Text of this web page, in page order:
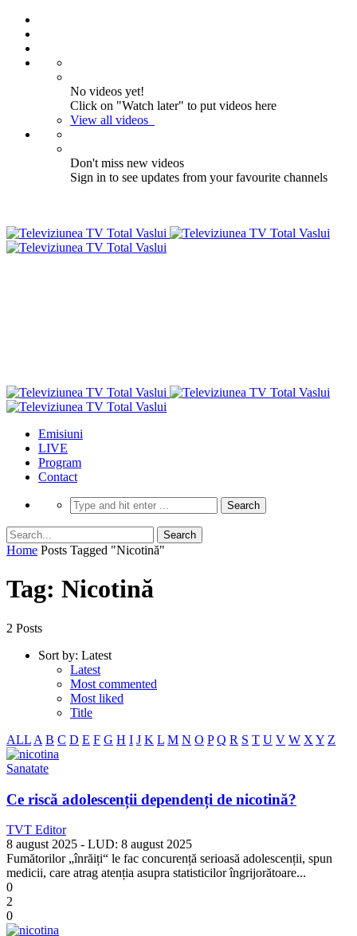
No videos yet!
Click on "Watch later" to put videos here
View all videos
Don't miss new videos
Sign in to see updates from your favourite channels
Emisiuni
LIVE
Program
Contact
Home Posts Tagged "Nicotină"
Tag: Nicotină
2 Posts
Sort by: Latest
Latest
Most commented
Most liked
Title
ALL A B C D E F G H I J K L M N O P Q R S T U V W X Y Z
Sanatate
Ce riscă adolescenții dependenți de nicotină?
TVT Editor
8 august 2025 - LUD: 8 august 2025
Fumătorilor „înrăiți“ le fac concurență serioasă adolescenții, spun
medicii, care atrag atenția asupra statisticilor îngrijorătoare...
0
2
0